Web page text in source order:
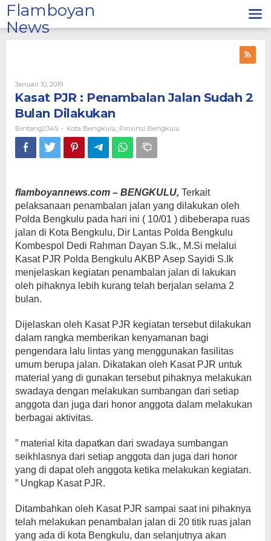
Lewati
ke
konten
Flamboyan
News
Januari 10, 2019Oleh
Bintang2345
Kasat PJR : Penambalan Jalan Sudah 2
Bulan Dilakukan
Bintang2345 - Kota Bengkulu Provinsi Bengkulu
flamboyannews.com – BENGKULU, Terkait
pelaksanaan penambalan jalan yang dilakukan oleh
Polda Bengkulu pada hari ini ( 10/01 ) dibeberapa ruas
jalan di Kota Bengkulu, Dir Lantas Polda Bengkulu
Kombespol Dedi Rahman Dayan S.Ik., M.Si melalui
Kasat PJR Polda Bengkulu AKBP Asep Sayidi S.Ik
menjelaskan kegiatan penambalan jalan di lakukan
oleh pihaknya lebih kurang telah berjalan selama 2
bulan.
Dijelaskan oleh Kasat PJR kegiatan tersebut dilakukan
dalam rangka memberikan kenyamanan bagi
pengendara lalu lintas yang menggunakan fasilitas
umum berupa jalan. Dikatakan oleh Kasat PJR untuk
material yang di gunakan tersebut pihaknya melakukan
swadaya dengan melakukan sumbangan dari setiap
anggota dan juga dari honor anggota dalam melakukan
berbagai aktivitas.
” material kita dapatkan dari swadaya sumbangan
seikhlasnya dari setiap anggota dan juga dari honor
yang di dapat oleh anggota ketika melakukan kegiatan.
” Ungkap Kasat PJR.
Ditambahkan oleh Kasat PJR sampai saat ini pihaknya
telah melakukan penambalan jalan di 20 titik ruas jalan
yang ada di kota Bengkulu, dan selanjutnya akan